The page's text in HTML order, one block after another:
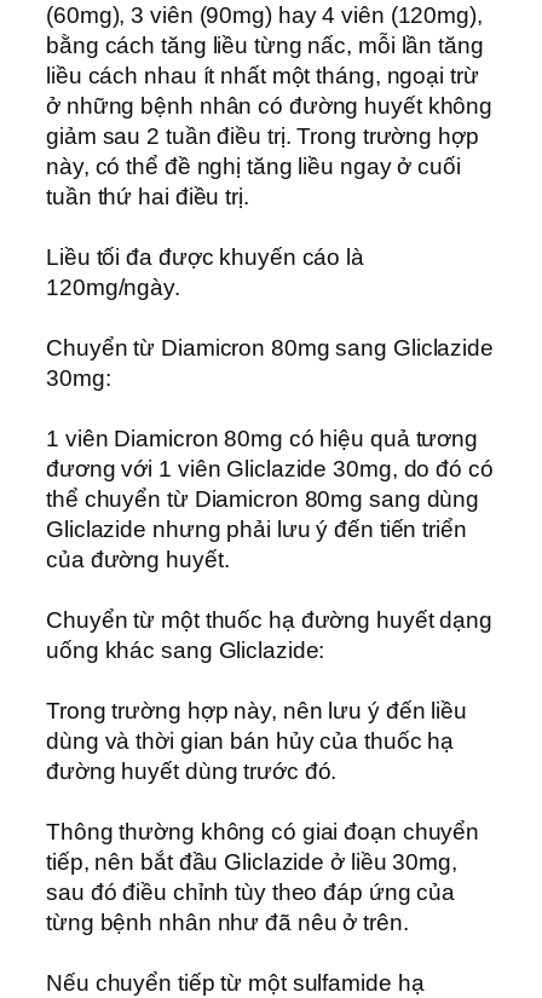
(60mg), 3 viên (90mg) hay 4 viên (120mg),
bằng cách tăng liều từng nấc, mỗi lần tăng
liều cách nhau ít nhất một tháng, ngoại trừ
ở những bệnh nhân có đường huyết không
giảm sau 2 tuần điều trị. Trong trường hợp
này, có thể đề nghị tăng liều ngay ở cuối
tuần thứ hai điều trị.
Liều tối đa được khuyến cáo là
120mg/ngày.
Chuyển từ Diamicron 80mg sang Gliclazide
30mg:
1 viên Diamicron 80mg có hiệu quả tương
đương với 1 viên Gliclazide 30mg, do đó có
thể chuyển từ Diamicron 80mg sang dùng
Gliclazide nhưng phải lưu ý đến tiến triển
của đường huyết.
Chuyển từ một thuốc hạ đường huyết dạng
uống khác sang Gliclazide:
Trong trường hợp này, nên lưu ý đến liều
dùng và thời gian bán hủy của thuốc hạ
đường huyết dùng trước đó.
Thông thường không có giai đoạn chuyển
tiếp, nên bắt đầu Gliclazide ở liều 30mg,
sau đó điều chỉnh tùy theo đáp ứng của
từng bệnh nhân như đã nêu ở trên.
Nếu chuyển tiếp từ một sulfamide hạ